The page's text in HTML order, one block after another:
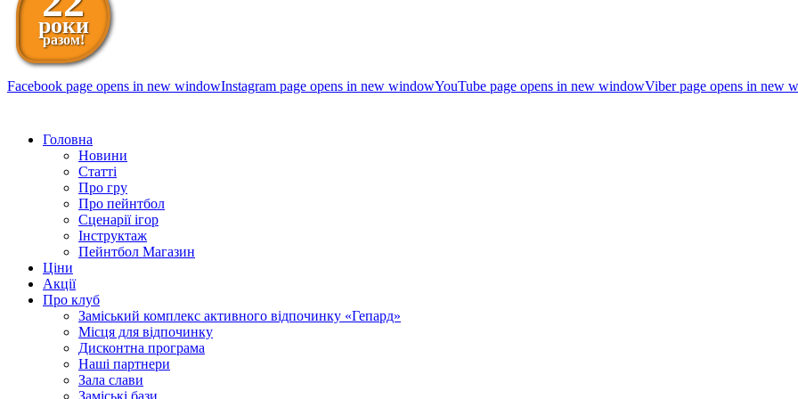
роки
разом!
Facebook page opens in new windowInstagram page opens in new windowYouTube page opens in new windowViber page opens in new
Головна
Новини
Статті
Про гру
Про пейнтбол
Сценарії ігор
Інструктаж
Пейнтбол Магазин
Ціни
Акції
Про клуб
Заміський комплекс активного відпочинку «Гепард»
Місця для відпочинку
Дисконтна програма
Наші партнери
Зала слави
Заміські бази